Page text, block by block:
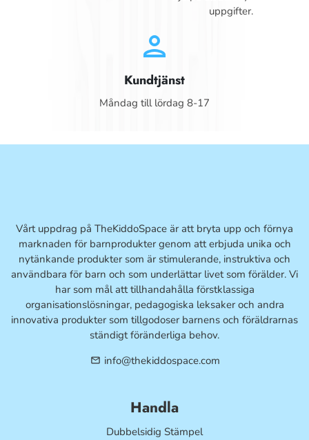
uppgifter.
person
Kundtjänst
Måndag till lördag 8-17
Vårt uppdrag på TheKiddoSpace är att bryta upp och förnya
marknaden för barnprodukter genom att erbjuda unika och
nytänkande produkter som är stimulerande, instruktiva och
användbara för barn och som underlättar livet som förälder. Vi
har som mål att tillhandahålla förstklassiga
organisationslösningar, pedagogiska leksaker och andra
innovativa produkter som tillgodoser barnens och föräldrarnas
ständigt föränderliga behov.
email info@thekiddospace.com
Handla
Dubbelsidig Stämpel